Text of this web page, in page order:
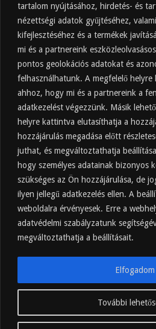
tartalom nyújtásához, hirdetés- és
nézettségi adatok gyűjtéséhez,
kifejlesztéséhez és a termékek
mi és a partnereink
pontos geolokációs adatokat és
felhasználhatunk. A megfelelő
ahhoz, hogy mi és a partnereink a
adatkezelést végezzünk. Másik
helyre kattintva elutasíthatja a
hozzájárulás megadása előtt
juthat, és megváltoztathatja
hogy személyes adatainak bizonyos
szükséges az Ön hozzájárulása, de
ilyen jellegű adatkezelés ellen. A
weboldalra érvényesek. Erre a
adatvédelmi szabályzatunk
megváltoztathatja a beállításait.
További
Elfogadom
Felkapott
Almaecet mire jó? 21
terület
2025.10.31.
Almaecet fogyasztása:
hígítva?
2025.10.30.
Almaecet
Mit mond a
2025.10.15.
Almaecet –
hatások,
beszerzés
2025.10.14.
Ipari napelem cégeknek –
ajánlatkérés
hajnalkor.hu